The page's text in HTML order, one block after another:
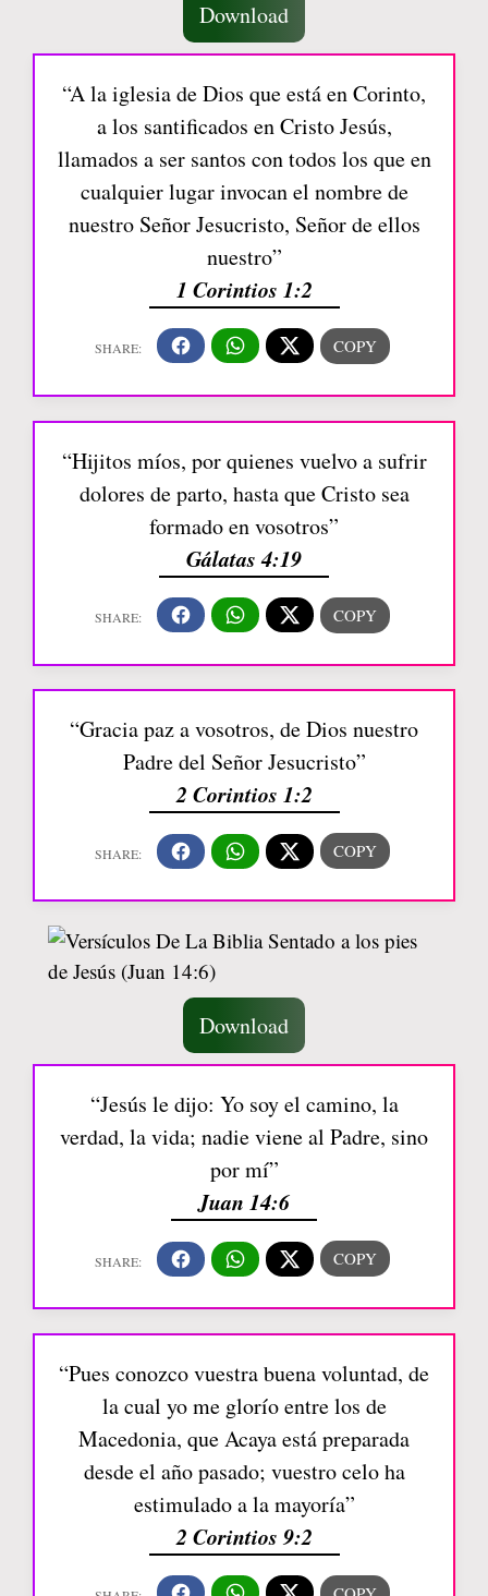
Download
“A la iglesia de Dios que está en Corinto,
a los santificados en Cristo Jesús,
llamados a ser santos con todos los que en
cualquier lugar invocan el nombre de
nuestro Señor Jesucristo, Señor de ellos
nuestro”
1 Corintios 1:2
“Hijitos míos, por quienes vuelvo a sufrir
dolores de parto, hasta que Cristo sea
formado en vosotros”
Gálatas 4:19
“Gracia paz a vosotros, de Dios nuestro
Padre del Señor Jesucristo”
2 Corintios 1:2
Download
“Jesús le dijo: Yo soy el camino, la
verdad, la vida; nadie viene al Padre, sino
por mí”
Juan 14:6
“Pues conozco vuestra buena voluntad, de
la cual yo me glorío entre los de
Macedonia, que Acaya está preparada
desde el año pasado; vuestro celo ha
estimulado a la mayoría”
2 Corintios 9:2